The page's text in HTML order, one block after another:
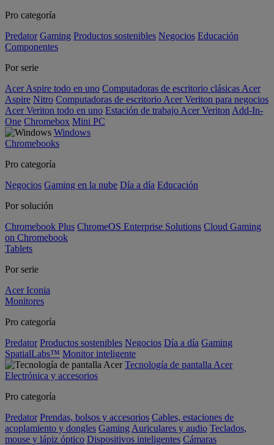
Pro categoría
Predator Gaming Productos sostenibles Negocios Educación
Componentes
Por serie
Acer Aspire todo en uno Computadoras de escritorio clásicas Acer
Aspire Nitro Computadoras de escritorio Acer Veriton para negocios
Acer Veriton todo en uno Estación de trabajo Acer Veriton Add-In-
One Chromebox Mini PC
Windows
Chromebooks
Pro categoría
Negocios Gaming en la nube Día a día Educación
Por solución
Chromebook Plus ChromeOS Enterprise Solutions Cloud Gaming
on Chromebook
Tablets
Por serie
Acer Iconia
Monitores
Pro categoría
Predator Productos sostenibles Negocios Día a día Gaming
SpatialLabs™ Monitor inteligente
Tecnología de pantalla Acer
Electrónica y accesorios
Pro categoría
Predator Prendas, bolsos y accesorios Cables, estaciones de
acoplamiento y dongles Gaming Auriculares y audio Teclados,
mouse y lápiz óptico Dispositivos inteligentes Cámaras